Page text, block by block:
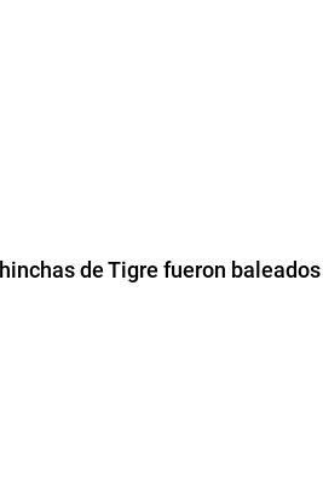
de Tigre fueron